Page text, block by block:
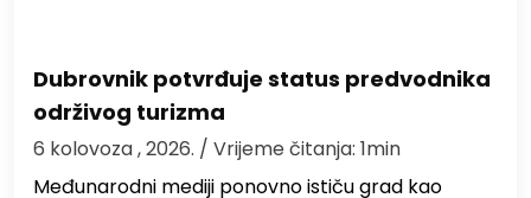
Dubrovnik potvrđuje status predvodnika
održivog turizma
6 kolovoza , 2026. / Vrijeme čitanja: 1min
Međunarodni mediji ponovno ističu grad kao